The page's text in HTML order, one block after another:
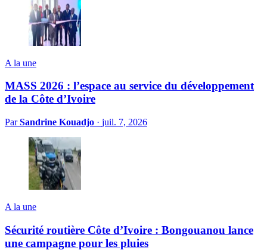
A la une
MASS 2026 : l’espace au service du développement
de la Côte d’Ivoire
ParSandrine Kouadjo · juil. 7, 2026
A la une
Sécurité routière Côte d’Ivoire : Bongouanou lance
une campagne pour les pluies